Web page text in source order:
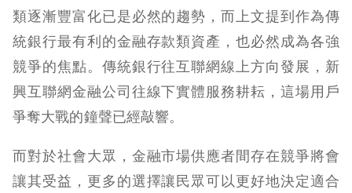
類逐漸豐富化已是必然的趨勢，而上文提到作為傳
統銀行最有利的金融存款類資產，也必然成為各強
競爭的焦點。傳統銀行往互聯網線上方向發展，新
興互聯網金融公司往線下實體服務耕耘，這場用戶
爭奪大戰的鐘聲已經敲響。
而對於社會大眾，金融市場供應者間存在競爭將會
讓其受益，更多的選擇讓民眾可以更好地決定適合